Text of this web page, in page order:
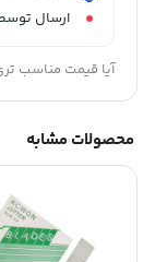
ارسال
آیا قیمت مناسب
محصولات مشابه